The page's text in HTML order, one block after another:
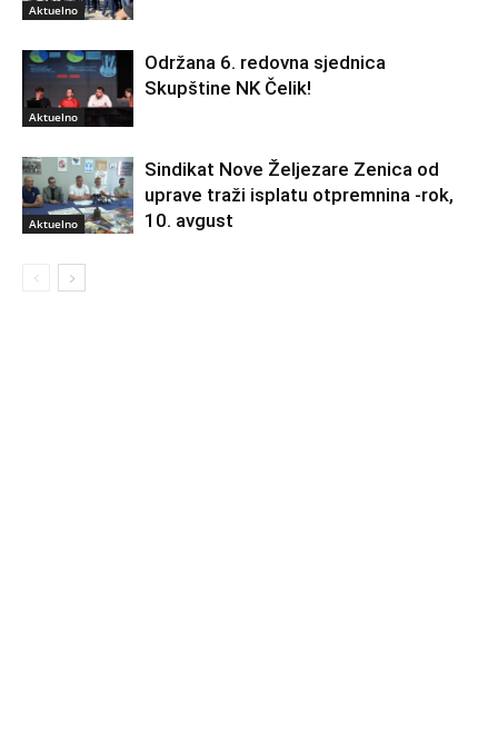
Aktuelno
Aktuelno
Održana 6. redovna sjednica
Skupštine NK Čelik!
Aktuelno
Sindikat Nove Željezare Zenica od
uprave traži isplatu otpremnina -rok,
10. avgust